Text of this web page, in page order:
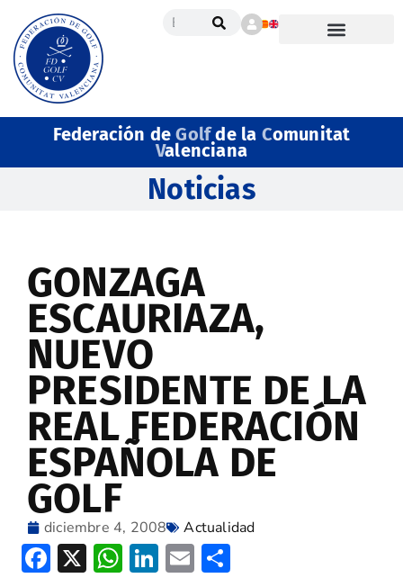
Federación deGolfde la Comunitat
Valenciana
Noticias
GONZAGA
ESCAURIAZA,
NUEVO
PRESIDENTE DE LA
REAL FEDERACIÓN
ESPAÑOLA DE
GOLF
diciembre 4, 2008 Actualidad
Facebook
X WhatsApp
LinkedIn
Email